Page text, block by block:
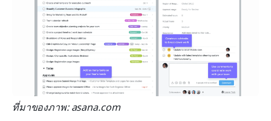
ที่มาของภาพ: asana.com